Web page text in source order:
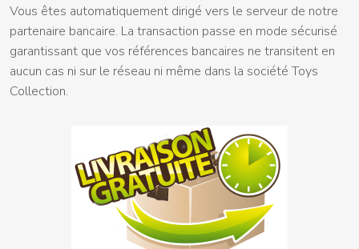
Vous êtes automatiquement dirigé vers le serveur de notre
partenaire bancaire. La transaction passe en mode sécurisé
garantissant que vos références bancaires ne transitent en
aucun cas ni sur le réseau ni même dans la société Toys
Collection.